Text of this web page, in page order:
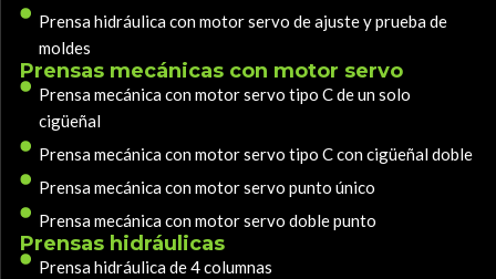
Prensa hidráulica con motor servo de ajuste y prueba de
moldes
Prensas mecánicas con motor servo
Prensa mecánica con motor servo tipo C de un solo
cigüeñal
Prensa mecánica con motor servo tipo C con cigüeñal doble
Prensa mecánica con motor servo punto único
Prensa mecánica con motor servo doble punto
Prensas hidráulicas
Prensa hidráulica de 4 columnas